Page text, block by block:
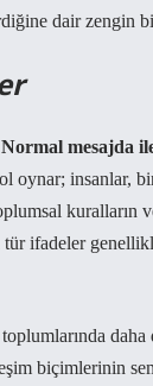
dair zengin
Normal mesajda
oynar; insanlar,
kuralların
ifadeler
biçimlerinin